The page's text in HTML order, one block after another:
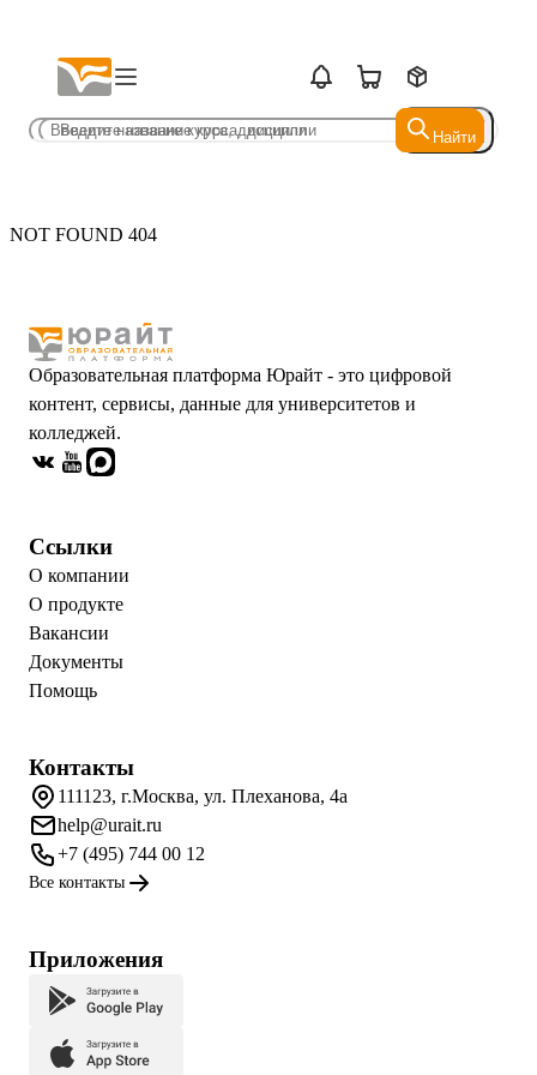
Найти
Найти
NOT FOUND 404
Образовательная платформа Юрайт - это цифровой
контент, сервисы, данные для университетов и
колледжей.
Ссылки
О компании
О продукте
Вакансии
Документы
Помощь
Контакты
111123, г.Москва, ул. Плеханова, 4а
help@urait.ru
+7 (495) 744 00 12
Все контакты
Приложения